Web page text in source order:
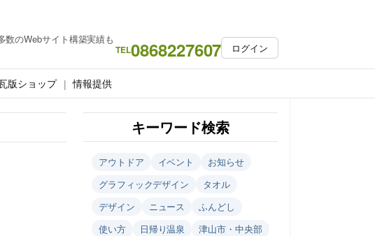
のWebサイト構築実績も
TEL0868227607 ログイン
版ショップ 情報提供
キーワード検索
アウトドア イベント
お知らせ
グラフィックデザイン
タオル
デザイン
ニュース
ふんどし
使い方
日帰り温泉
津山市・中央部